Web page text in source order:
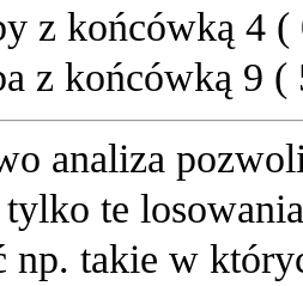
z końcówką 4 (
z końcówką 9 (
analiza
te
np. takie w